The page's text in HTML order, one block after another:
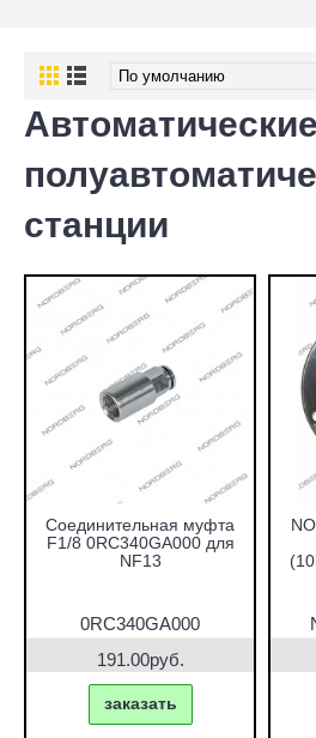
станции
Cоединительная муфта
F1/8 0RC340GA000 для
NF13
0RC340GA000
191.00руб.
заказать